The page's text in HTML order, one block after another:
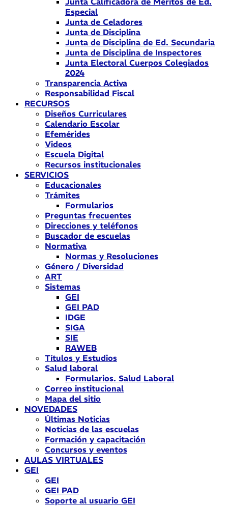
Especial
Junta de Celadores
Junta de Disciplina
Junta de Disciplina de Ed. Secundaria
Junta de Disciplina de Inspectores
Junta Electoral Cuerpos Colegiados
2024
Transparencia Activa
Responsabilidad Fiscal
RECURSOS
Diseños Curriculares
Calendario Escolar
Efemérides
Videos
Escuela Digital
Recursos institucionales
SERVICIOS
Educacionales
Trámites
Formularios
Preguntas frecuentes
Direcciones y teléfonos
Buscador de escuelas
Normativa
Normas y Resoluciones
Género / Diversidad
ART
Sistemas
GEI
GEI PAD
IDGE
SIGA
SIE
RAWEB
Títulos y Estudios
Salud laboral
Formularios. Salud Laboral
Correo institucional
Mapa del sitio
NOVEDADES
Últimas Noticias
Noticias de las escuelas
Formación y capacitación
Concursos y eventos
AULAS VIRTUALES
GEI
GEI
GEI PAD
Soporte al usuario GEI